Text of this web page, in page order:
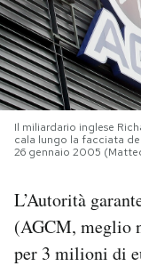
NEWSLETTER
I MIEI PREFERITI
SHOP
AREA
Il miliardario inglese
cala lungo la facciata
26 gennaio 2005
L’Autorità
(AGCM, meglio
per 3 milioni di